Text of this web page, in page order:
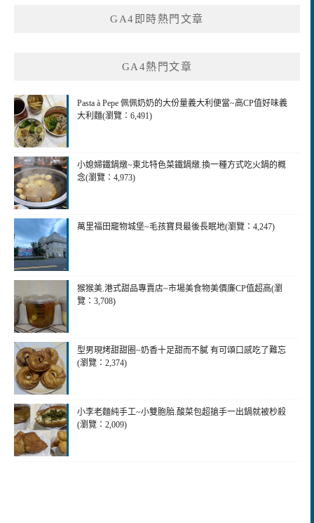
GA4即時熱門文章
GA4熱門文章
Pasta à Pepe 佩佩奶奶的大份量義大利便當~高CP值好味義
大利麵(瀏覽：6,491)
小媳婦鐵鍋燉~東北特色菜鐵鍋燉.換一種方式吃火鍋的概
念(瀏覽：4,973)
萬里福田竉物城堡~毛孩寶貝最後長眠地(瀏覽：4,247)
猴猴美.港式甜品專賣店~市場美食物美價廉CP值超高(瀏
覽：3,708)
型男現烤甜甜圈~奶香十足甜而不膩 有可頌口感吃了難忘
(瀏覽：2,374)
小李老麵純手工~小雙胞胎.酸菜包超搶手一出鍋就被杪殺
(瀏覽：2,009)